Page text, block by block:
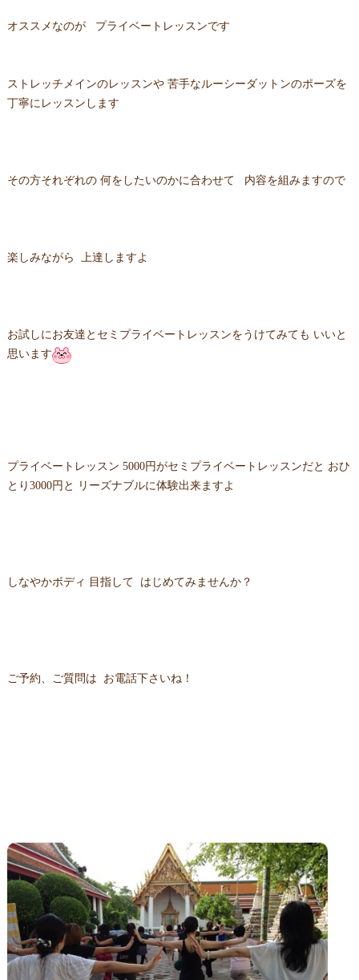
オススメなのが プライベートレッスンです
ストレッチメインのレッスンや 苦手なルーシーダットンのポーズを
丁寧にレッスンします
その方それぞれの 何をしたいのかに合わせて 内容を組みますので
楽しみながら 上達しますよ
お試しにお友達とセミプライベートレッスンをうけてみても いいと
思います
プライベートレッスン 5000円がセミプライベートレッスンだと おひ
とり3000円と リーズナブルに体験出来ますよ
しなやかボディ 目指して はじめてみませんか？
ご予約、ご質問は お電話下さいね！